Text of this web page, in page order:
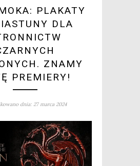
PLAKATY
DLA
ZNAMY
PREMIERY!
dnia: 27 marca 2024